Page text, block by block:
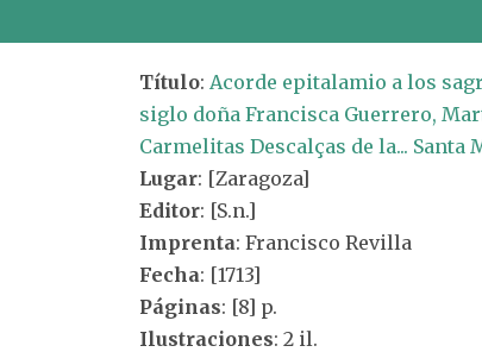
Título: Acorde epitalamio a los
siglo doña Francisca Guerrero,
Carmelitas Descalças de la... Santa
Lugar: [Zaragoza]
Editor: [S.n.]
Imprenta: Francisco Revilla
Fecha: [1713]
Páginas: [8] p.
Ilustraciones: 2 il.